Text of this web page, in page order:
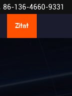
86-136-4660-9331
Zitat